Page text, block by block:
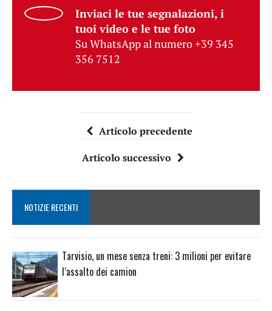
Inviaci le tue segnalazioni, i
tuoi video e le tue foto
Su WhatsApp al numero +39 345
356 7512
Articolo precedente
Articolo successivo
NOTIZIE RECENTI
Tarvisio, un mese senza treni: 3 milioni per evitare
l’assalto dei camion